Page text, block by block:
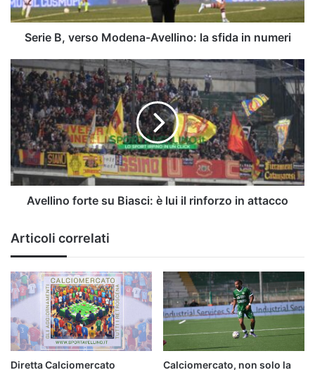
in
numeri
Serie B, verso Modena-Avellino: la sfida in numeri
Avellino
forte
su
Biasci:
è
lui
il
rinforzo
in
attaccoAvellino forte su Biasci: è lui il rinforzo in attacco
Articoli correlati
Diretta Calciomercato
Calciomercato, non solo la